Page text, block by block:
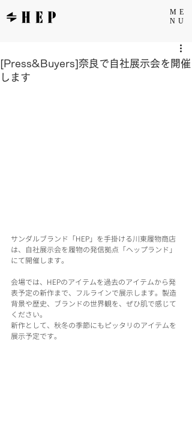
ME
NU
[Press&Buyers]奈良で自社展示会を開催
します
サンダルブランド「HEP」を手掛ける川東履物商店
は、自社展示会を履物の発信拠点「ヘップランド」
にて開催します。
会場では、HEPのアイテムを過去のアイテムから発
表予定の新作まで、フルラインで展示します。製造
背景や歴史、ブランドの世界観を、ぜひ肌で感じて
ください。
新作として、秋冬の季節にもピッタリのアイテムを
展示予定です。